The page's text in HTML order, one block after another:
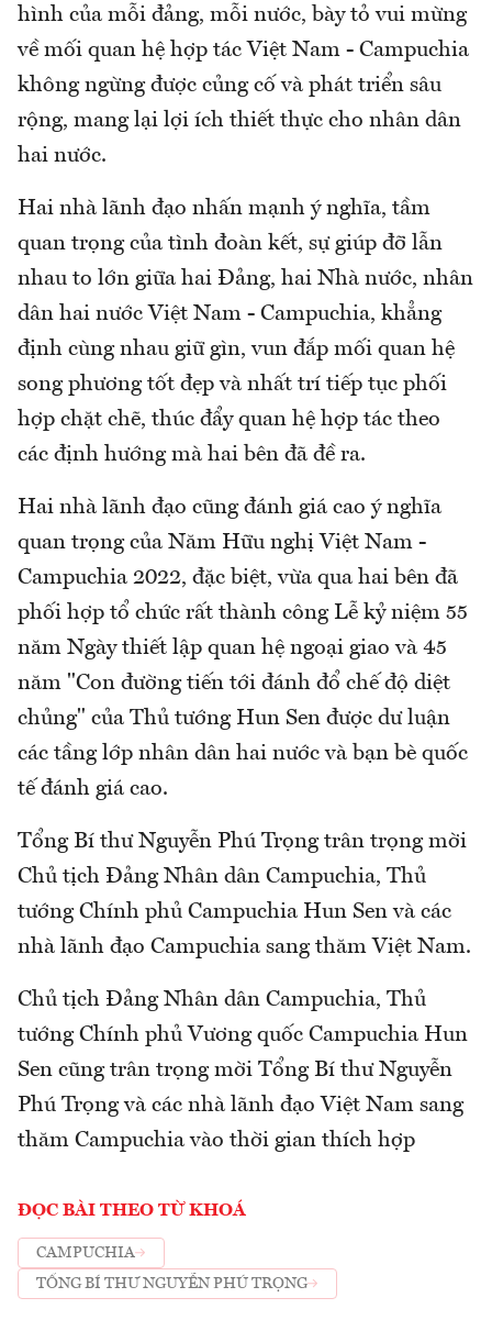
hình của mỗi đảng, mỗi nước, bày tỏ vui mừng
về mối quan hệ hợp tác Việt Nam - Campuchia
không ngừng được củng cố và phát triển sâu
rộng, mang lại lợi ích thiết thực cho nhân dân
hai nước.
Hai nhà lãnh đạo nhấn mạnh ý nghĩa, tầm
quan trọng của tình đoàn kết, sự giúp đỡ lẫn
nhau to lớn giữa hai Đảng, hai Nhà nước, nhân
dân hai nước Việt Nam - Campuchia, khẳng
định cùng nhau giữ gìn, vun đắp mối quan hệ
song phương tốt đẹp và nhất trí tiếp tục phối
hợp chặt chẽ, thúc đẩy quan hệ hợp tác theo
các định hướng mà hai bên đã đề ra.
Hai nhà lãnh đạo cũng đánh giá cao ý nghĩa
quan trọng của Năm Hữu nghị Việt Nam -
Campuchia 2022, đặc biệt, vừa qua hai bên đã
phối hợp tổ chức rất thành công Lễ kỷ niệm 55
năm Ngày thiết lập quan hệ ngoại giao và 45
năm "Con đường tiến tới đánh đổ chế độ diệt
chủng" của Thủ tướng Hun Sen được dư luận
các tầng lớp nhân dân hai nước và bạn bè quốc
tế đánh giá cao.
Tổng Bí thư Nguyễn Phú Trọng trân trọng mời
Chủ tịch Đảng Nhân dân Campuchia, Thủ
tướng Chính phủ Campuchia Hun Sen và các
nhà lãnh đạo Campuchia sang thăm Việt Nam.
Chủ tịch Đảng Nhân dân Campuchia, Thủ
tướng Chính phủ Vương quốc Campuchia Hun
Sen cũng trân trọng mời Tổng Bí thư Nguyễn
Phú Trọng và các nhà lãnh đạo Việt Nam sang
thăm Campuchia vào thời gian thích hợp
ĐỌC BÀI THEO TỪ KHOÁ
CAMPUCHIA
TỔNG BÍ THƯ NGUYỄN PHÚ TRỌNG